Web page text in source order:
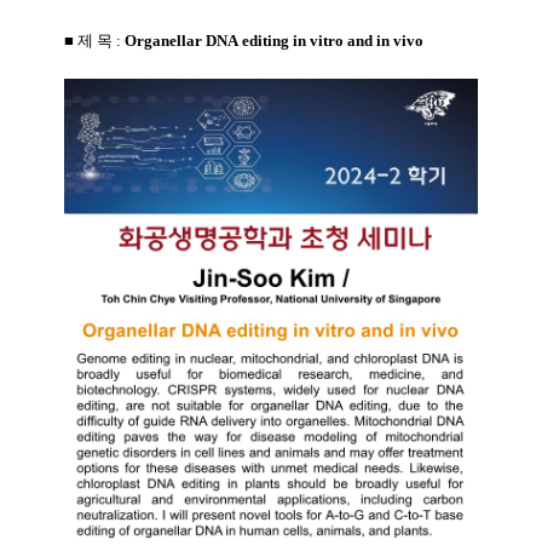
■ 제 목 : Organellar DNA editing in vitro and in vivo